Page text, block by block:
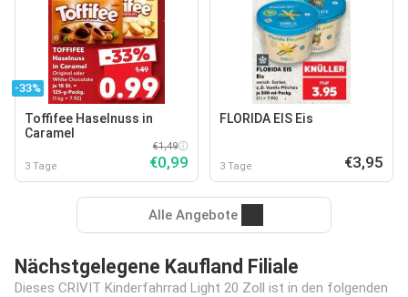
-33%
Toffifee Haselnuss in
Caramel
3 Tage
€1,49
€0,99
FLORIDA EIS Eis
3 Tage €3,95
Alle Angebote
Nächstgelegene Kaufland Filiale
Dieses CRIVIT Kinderfahrrad Light 20 Zoll ist in den folgenden